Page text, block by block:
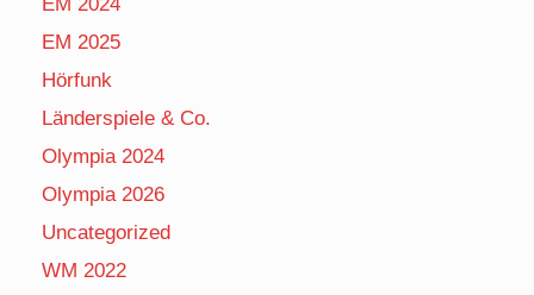
EM 2025
Hörfunk
Länderspiele & Co.
Olympia 2024
Olympia 2026
Uncategorized
WM 2022